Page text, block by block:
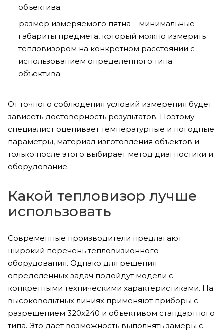
объектива;
размер измеряемого пятна – минимальные
габариты предмета, который можно измерить
тепловизором на конкретном расстоянии с
использованием определенного типа
объектива.
От точного соблюдения условий измерения будет
зависеть достоверность результатов. Поэтому
специалист оценивает температурные и погодные
параметры, материал изготовления объектов и
только после этого выбирает метод диагностики и
оборудование.
Какой тепловизор лучше
использовать
Современные производители предлагают
широкий перечень тепловизионного
оборудования. Однако для решения
определенных задач подойдут модели с
конкретными техническими характеристиками. На
высоковольтных линиях применяют приборы с
разрешением 320х240 и объективом стандартного
типа. Это дает возможность выполнять замеры с